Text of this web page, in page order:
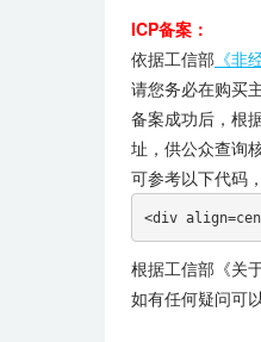
ICP备案：
依据工信部 《非
请您务必在购买
备案成功后，根
址，供公众查询核
可参考以下代码
<div
根据工信部《关
如有任何疑问可